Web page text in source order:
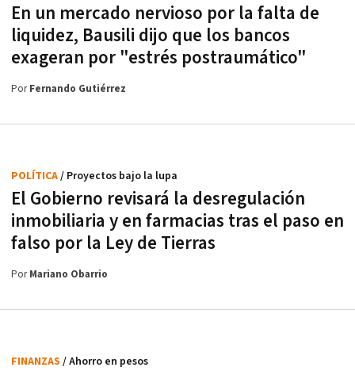
En un mercado nervioso por la falta de
liquidez, Bausili dijo que los bancos
exageran por "estrés postraumático"
PorFernando Gutiérrez
El Gobierno revisará la desregulación
inmobiliaria y en farmacias tras el paso en
falso por la Ley de Tierras
POLÍTICA/ Proyectos bajo la lupa
PorMariano Obarrio
FINANZAS / Ahorro en pesos